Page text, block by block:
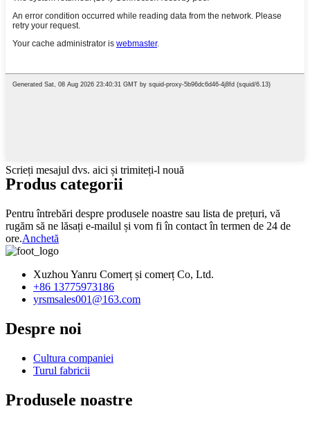
Scrieți mesajul dvs. aici și trimiteți-l nouă
Produs categorii
Pentru întrebări despre produsele noastre sau lista de prețuri, vă
rugăm să ne lăsați e-mailul și vom fi în contact în termen de 24 de
ore.Anchetă
Xuzhou Yanru Comerț și comerț Co, Ltd.
+86 13775973186
yrsmsales001@163.com
Despre noi
Cultura companiei
Turul fabricii
Produsele noastre